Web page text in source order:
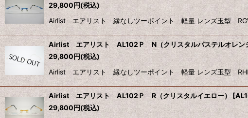
29,800円(税込)
Airlist エアリスト 縁なしツーポイント 軽量 レンズ玉型
Airlist エアリスト AL102Ｐ N（クリスタルパステルオレン
29,800円(税込)
Airlist エアリスト 縁なしツーポイント 軽量 レンズ玉型 RHB
Airlist エアリスト AL102Ｐ R（クリスタルイエロー） [
29,800円(税込)